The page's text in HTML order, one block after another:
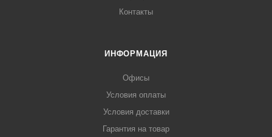
Контакты
ИНФОРМАЦИЯ
Офисы
Условия оплаты
Условия доставки
Гарантия на товар